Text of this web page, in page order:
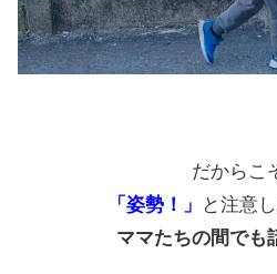
だからこ
「姿勢！」
と注意
ママたちの間でも